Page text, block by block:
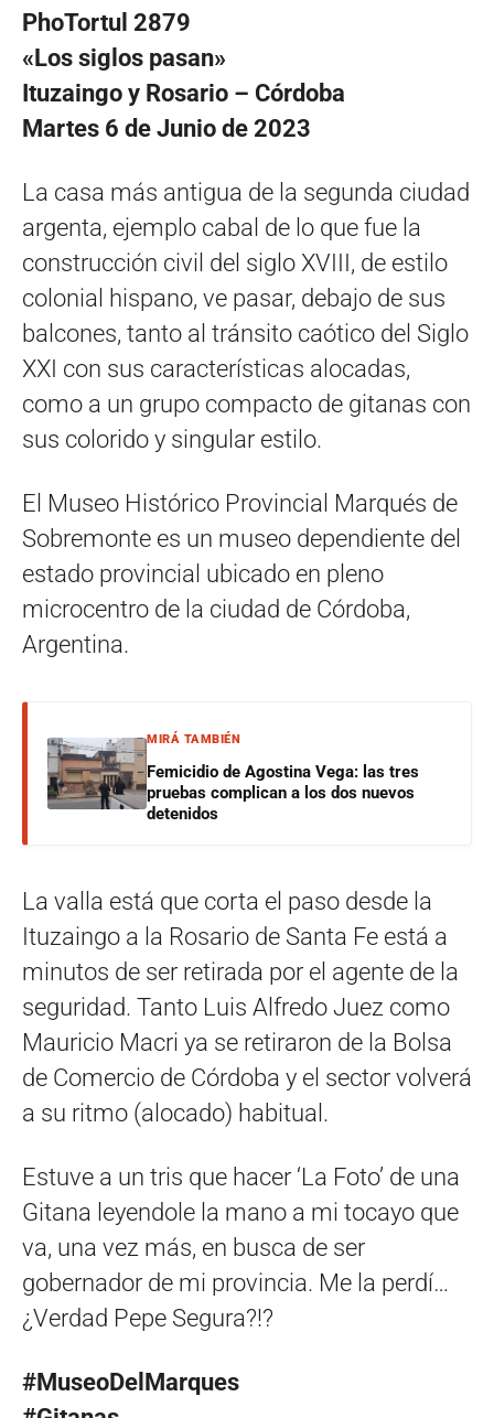
PhoTortul 2879
«Los siglos pasan»
Ituzaingo y Rosario – Córdoba
Martes 6 de Junio de 2023
La casa más antigua de la segunda ciudad
argenta, ejemplo cabal de lo que fue la
construcción civil del siglo XVIII, de estilo
colonial hispano, ve pasar, debajo de sus
balcones, tanto al tránsito caótico del Siglo
XXI con sus características alocadas,
como a un grupo compacto de gitanas con
sus colorido y singular estilo.
El Museo Histórico Provincial Marqués de
Sobremonte es un museo dependiente del
estado provincial ubicado en pleno
microcentro de la ciudad de Córdoba,
Argentina.
MIRÁ TAMBIÉN
Femicidio de Agostina Vega: las tres
pruebas complican a los dos nuevos
detenidos
La valla está que corta el paso desde la
Ituzaingo a la Rosario de Santa Fe está a
minutos de ser retirada por el agente de la
seguridad. Tanto Luis Alfredo Juez como
Mauricio Macri ya se retiraron de la Bolsa
de Comercio de Córdoba y el sector volverá
a su ritmo (alocado) habitual.
Estuve a un tris que hacer ‘La Foto’ de una
Gitana leyendole la mano a mi tocayo que
va, una vez más, en busca de ser
gobernador de mi provincia. Me la perdí…
¿Verdad Pepe Segura?!?
#MuseoDelMarques